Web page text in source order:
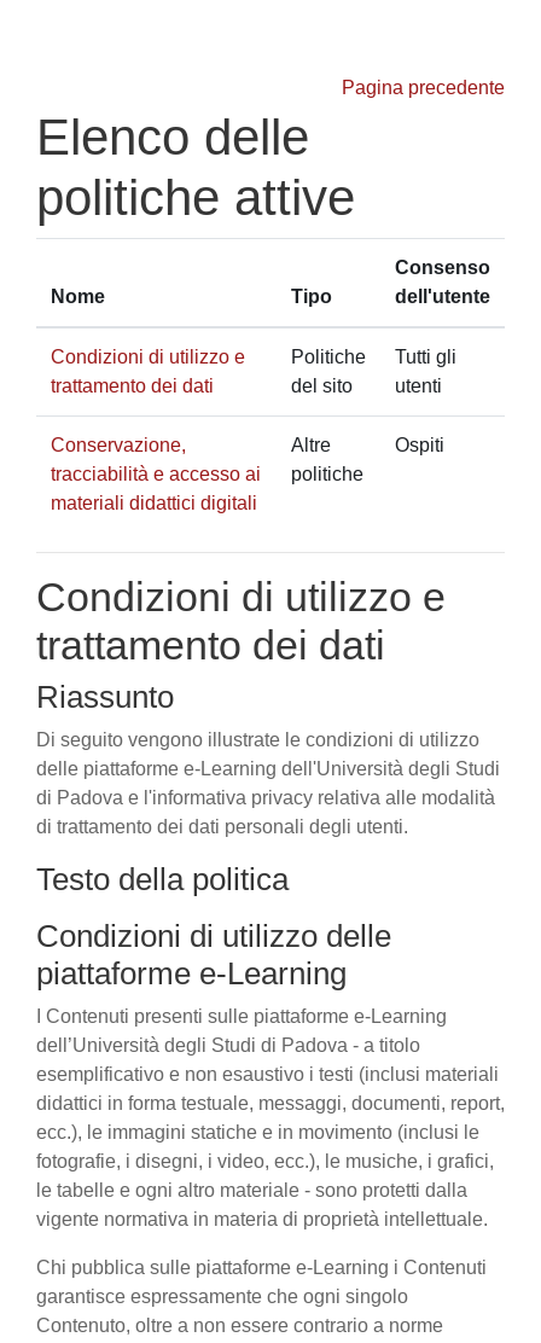
Pagina precedente
Elenco delle
politiche attive
Nome Tipo
Consenso
dell'utente
Condizioni di utilizzo e
trattamento dei dati
Politiche
del sito
Tutti gli
utenti
Conservazione,
tracciabilità e accesso ai
materiali didattici digitali
Altre
politiche
Ospiti
Condizioni di utilizzo e
trattamento dei dati
Riassunto
Di seguito vengono illustrate le condizioni di utilizzo
delle piattaforme e-Learning dell'Università degli Studi
di Padova e l'informativa privacy relativa alle modalità
di trattamento dei dati personali degli utenti.
Testo della politica
Condizioni di utilizzo delle
piattaforme e-Learning
I Contenuti presenti sulle piattaforme e-Learning
dell’Università degli Studi di Padova - a titolo
esemplificativo e non esaustivo i testi (inclusi materiali
didattici in forma testuale, messaggi, documenti, report,
ecc.), le immagini statiche e in movimento (inclusi le
fotografie, i disegni, i video, ecc.), le musiche, i grafici,
le tabelle e ogni altro materiale - sono protetti dalla
vigente normativa in materia di proprietà intellettuale.
Chi pubblica sulle piattaforme e-Learning i Contenuti
garantisce espressamente che ogni singolo
Contenuto, oltre a non essere contrario a norme